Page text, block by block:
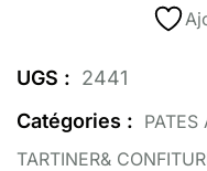
UGS : 2441
Catégories : PATES
TARTINER&